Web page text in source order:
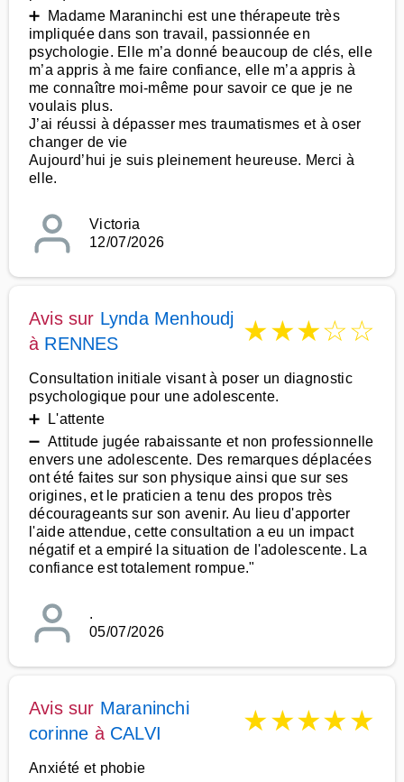
➕ Madame Maraninchi est une thérapeute très
impliquée dans son travail, passionnée en
psychologie. Elle m’a donné beaucoup de clés, elle
m’a appris à me faire confiance, elle m’a appris à
me connaître moi-même pour savoir ce que je ne
voulais plus.
J’ai réussi à dépasser mes traumatismes et à oser
changer de vie
Aujourd’hui je suis pleinement heureuse. Merci à
elle.
Victoria
12/07/2026
Avis sur Lynda Menhoudj
à RENNES ★★★☆☆
Consultation initiale visant à poser un diagnostic
psychologique pour une adolescente.
➕ L'attente
➖ Attitude jugée rabaissante et non professionnelle
envers une adolescente. Des remarques déplacées
ont été faites sur son physique ainsi que sur ses
origines, et le praticien a tenu des propos très
décourageants sur son avenir. Au lieu d'apporter
l'aide attendue, cette consultation a eu un impact
négatif et a empiré la situation de l'adolescente. La
confiance est totalement rompue."
.
05/07/2026
Avis sur Maraninchi
corinne à CALVI ★★★★★
Anxiété et phobie